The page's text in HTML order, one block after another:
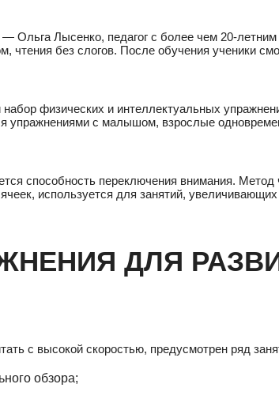
Ольга Лысенко, педагог с более чем 20-
чтения без слогов. После обучения ученики
физических и интеллектуальных
упражнениями с малышом, взрослые
способность переключения внимания.
используется для занятий,
ДЛЯ
с высокой скоростью, предусмотрен ряд
обзора;